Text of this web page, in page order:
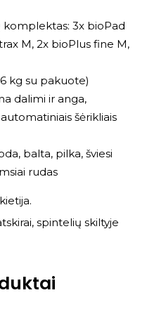
3x bioPad
M, 2x bioPlus fine M,
kg su pakuote)
dalimi ir anga,
šėrikliais
balta, pilka, šviesi
rudas
spintelių skiltyje